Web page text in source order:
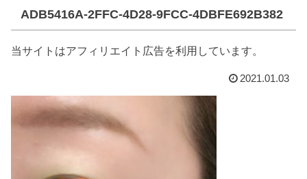
ADB5416A-2FFC-4D28-9FCC-4DBFE692B382
当サイトはアフィリエイト広告を利用しています。
2021.01.03